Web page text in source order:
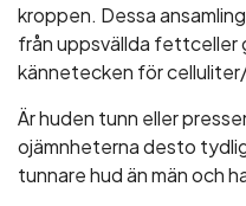
kroppen. Dessa
från uppsvällda fettceller
kännetecken för
Är huden tunn eller
ojämnheterna desto
tunnare hud än män och